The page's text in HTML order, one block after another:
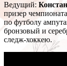
Ведущий:
призер
по футболу
бронзовый и
следж-хоккею.